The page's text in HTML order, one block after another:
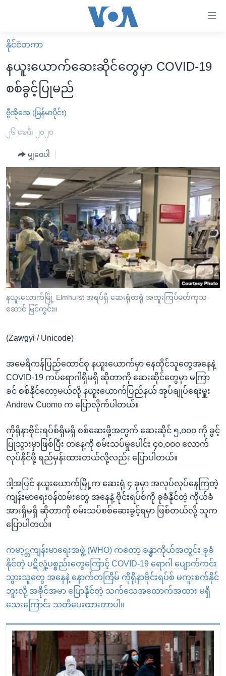
လွယ်ကူ
စေ
သည့်
များ
ပင်မ
ကျော်
ကြည့်
ရန်
ပင်မ
အ
ညွန်း
စာမျက်နှာ
သို့
ကျော်
ကြည့်
ရန်
ရန်
သို့
ကျော်
ရန်
မူလစာမျက်နှာ
မြန်မာ
ကမ္ဘာ့သတင်းများ
နိုင်ငံတကာ
အစ္စရေး-ပါလက်စတိုင်း
ဗွီဒီယို
သတင်းလွတ်လပ်ခွင့်
အင်္ဂလိပ်စာလေ့လာမယ်
အမေရိကန်သုံးအီဒီယံ
မကြေးမုံရဲ့ အင်္ဂလိပ်စာ
ရုပ်ရှင်ထဲက အင်္ဂလိပ်စာ
သုတပဒေသာ အင်္ဂလိပ်စာ
အပတ်စဉ်ကဏ္ဍများ
ရေဒီယို
တီဗွီ
ရေဒီယိုနှင့်ရုပ်သံ အချက်အလက်များ
ရေဒီယို/တီဗွီအစီအစဉ်
Learning English
ဗွီအိုအေ လူမှုကွန်ယက်များ
နိုင်ငံတကာ
နယူးယောက်ဆေးဆိုင်တွေမှာ COVID-19
စစ်ခွင့်ပြုမည်
ဗွီအိုအေ (မြန်မာပိုင်း)
၂၆ ဧၿပီ၊ ၂၀၂၀
မျှဝေပါ
နယူးယောက်မြို့ Elmhurst အရပ်ရှိ ဆေးရုံတရုံ အထူးကြပ်မတ်ကုသ
ဆောင် မြင်ကွင်း။
(Zawgyi / Unicode)
အမေရိကန်ပြည်ထောင်စု နယူးယောက်မှာ နေထိုင်သူတွေအနေနဲ့
COVID-19 ကပ်ရောဂါရှိမရှိ ဆိုတာကို ဆေးဆိုင်တွေမှာ မကြာ
ခင် စစ်နိုင်တော့မယ်လို့ နယူးယောက်ပြည်နယ် အုပ်ချုပ်ရေးမှူး
Andrew Cuomo က ပြောလိုက်ပါတယ်။
ကိုရိုနာဗိုင်းရပ်စ်ရှိမရှိ စစ်ဆေးဖို့အတွက် ဆေးဆိုင် ၅,၀၀၀ ကို ခွင့်
ပြုသွားမှာဖြစ်ပြီး တနေ့ကို စမ်းသပ်မှုပေါင်း ၄၀,၀၀၀ လောက်
လုပ်နိုင်ဖို့ ရည်မှန်းထားတယ်လို့လည်း ပြောပါတယ်။
ဒါ့အပြင် နယူးယောက်မြို့က ဆေးရုံ ၄ ခုမှာ အလုပ်လုပ်နေကြတဲ့
ကျန်းမာရေးဝန်ထမ်းတွေ အနေနဲ့ ဗိုင်းရပ်စ်ကို ခုခံနိုင်တဲ့ ကိုယ်ခံ
အားရှိမရှိ ဆိုတာကို စမ်းသပ်စစ်ဆေးခွင့်ရမှာ ဖြစ်တယ်လို့ သူက
ပြောပါတယ်။
ကမာ့္ဘကျန်းမာရေးအဖွဲ့ (WHO) ကတော့ ခန္ဓာကိုယ်အတွင်း ခုခံ
နိုင်တဲ့ ပဋိလှုံ့ပစ္စည်းတွေကြောင့် COVID-19 ရောဂါ ပျောက်ကင်း
သွားသူတွေ အနေနဲ့ နောက်တကြိမ် ကိုရိုနာဗိုင်းရပ်စ် မကူးစက်နိုင်
ဘူးလို့ အခိုင်အမာ ပြောနိုင်တဲ့ သက်သေအထောက်အထား မရှိ
သေးကြောင်း သတိပေးထားတာပါ။